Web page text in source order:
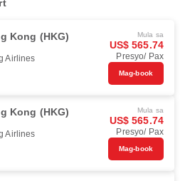
Kong (HKG)
Airlines
Mula sa
US$ 565.74
Presyo/ Pax
Mag-book
Kong (HKG)
Airlines
Mula sa
US$ 565.74
Presyo/ Pax
Mag-book